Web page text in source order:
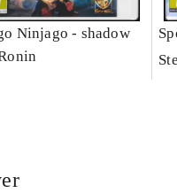
Ninjago - shadow